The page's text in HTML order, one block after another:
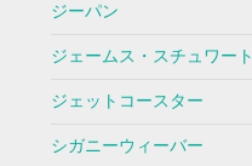
ジーパン
ジェームス・スチュワート
ジェットコースター
シガニーウィーバー